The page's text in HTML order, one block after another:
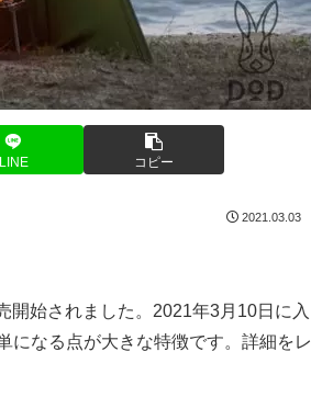
LINE コピー
2021.03.03
開始されました。2021年3月10日に入
になる点が大きな特徴です。詳細をレ